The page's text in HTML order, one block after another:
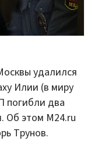
удалился
Илии (в миру
погибли два
Об этом M24.ru
Трунов.